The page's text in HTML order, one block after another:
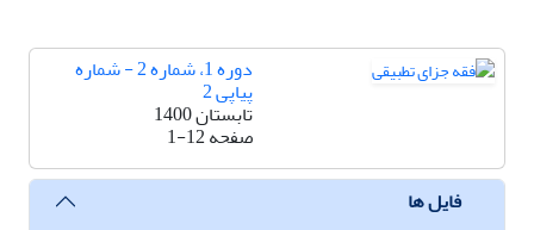
دوره 1، شماره 2 - شماره
پیاپی 2
تابستان 1400
صفحه1-12
فایل ها